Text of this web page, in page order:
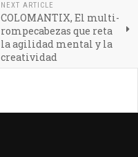
NEXT ARTICLE
COLOMANTIX, El multi-
rompecabezas que reta
la agilidad mental y la
creatividad